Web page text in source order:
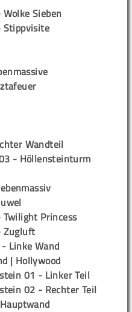
Sieben
Stippvisite
Wandteil
- Höllensteinturm
Princess
Zugluft
Linke Wand
| Hollywood
01 - Linker Teil
02 - Rechter Teil